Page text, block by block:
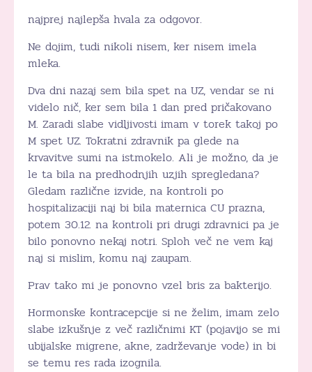
najprej najlepša hvala za odgovor.
Ne dojim, tudi nikoli nisem, ker nisem imela
mleka.
Dva dni nazaj sem bila spet na UZ, vendar se ni
videlo nič, ker sem bila 1 dan pred pričakovano
M. Zaradi slabe vidljivosti imam v torek takoj po
M spet UZ. Tokratni zdravnik pa glede na
krvavitve sumi na istmokelo. Ali je možno, da je
le ta bila na predhodnjih uzjih spregledana?
Gledam različne izvide, na kontroli po
hospitalizaciji naj bi bila maternica CU prazna,
potem 30.12. na kontroli pri drugi zdravnici pa je
bilo ponovno nekaj notri. Sploh več ne vem kaj
naj si mislim, komu naj zaupam.
Prav tako mi je ponovno vzel bris za bakterijo.
Hormonske kontracepcije si ne želim, imam zelo
slabe izkušnje z več različnimi KT (pojavijo se mi
ubijalske migrene, akne, zadrževanje vode) in bi
se temu res rada izognila.